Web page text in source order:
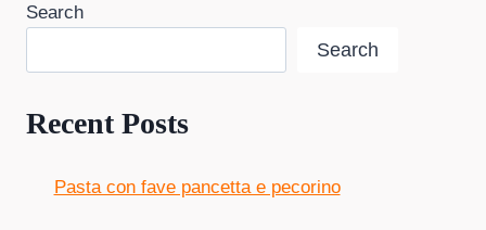
Search
Search
Recent Posts
Pasta con fave pancetta e pecorino